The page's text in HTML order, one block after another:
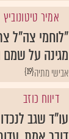
אמיר טיטונוביץ
"לוחמי צה"ל
מגינה על שמם
{19}אבישי מתיה
דיווח כוזב
עו"ד שגב